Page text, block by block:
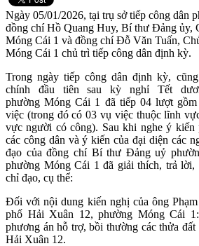
Ngày 05/01/2026, tại trụ sở tiếp công dân
đồng chí Hồ Quang Huy, Bí thư Đảng
Móng Cái 1 và đồng chí Đỗ Văn Tuấn,
Móng Cái 1 chủ trì tiếp công dân định kỳ.
Trong ngày tiếp công dân định kỳ,
chính đầu tiên sau kỳ nghỉ Tết
phường Móng Cái 1 đã tiếp 04 lượt
việc (trong đó có 03 vụ việc thuộc lĩnh
vực người có công). Sau khi nghe ý kiến
các công dân và ý kiến của đại diện các
đạo của đồng chí Bí thư Đảng uỷ
phường Móng Cái 1 đã giải thích, trả lời,
chỉ đạo, cụ thể:
Đối với nội dung kiến nghị của ông
phố Hải Xuân 12, phường Móng Cái
phương án hỗ trợ, bồi thường các thửa
Hải Xuân 12.